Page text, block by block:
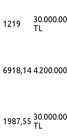
1219
TL
6918,14
1987,55 TL